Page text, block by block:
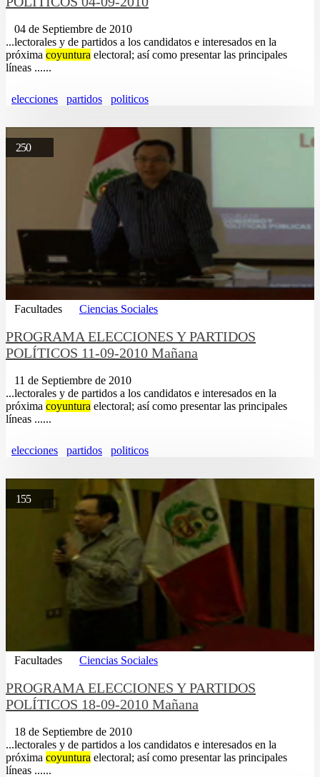
04 de Septiembre de 2010
...lectorales y de partidos a los candidatos e interesados en la
próxima coyuntura electoral; así como presentar las principales
líneas ......
elecciones partidos politicos
250
Facultades Ciencias Sociales
PROGRAMA ELECCIONES Y PARTIDOS
POLÍTICOS 11-09-2010 Mañana
11 de Septiembre de 2010
...lectorales y de partidos a los candidatos e interesados en la
próxima coyuntura electoral; así como presentar las principales
líneas ......
elecciones partidos politicos
155
Facultades Ciencias Sociales
PROGRAMA ELECCIONES Y PARTIDOS
POLÍTICOS 18-09-2010 Mañana
18 de Septiembre de 2010
...lectorales y de partidos a los candidatos e interesados en la
próxima coyuntura electoral; así como presentar las principales
líneas ......